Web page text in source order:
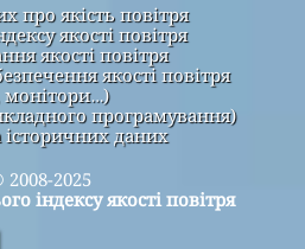
про якість повітря
якості повітря
якості повітря
якості повітря
монітори…)
програмування)
даних
2008-2025
індексу якості повітря